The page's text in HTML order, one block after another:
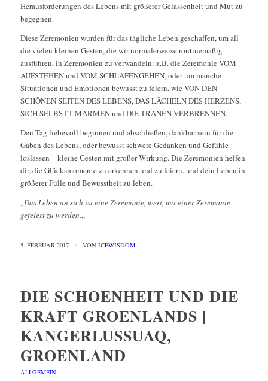
Herausforderungen des Lebens mit größerer Gelassenheit und Mut zu
begegnen.
Diese Zeremonien wurden für das tägliche Leben geschaffen, um all
die vielen kleinen Gesten, die wir normalerweise routinemäßig
ausführen, in Zeremonien zu verwandeln: z.B. die Zeremonie VOM
AUFSTEHEN und VOM SCHLAFENGEHEN, oder um manche
Situationen und Emotionen bewusst zu feiern, wie VON DEN
SCHÖNEN SEITEN DES LEBENS, DAS LÄCHELN DES HERZENS,
SICH SELBST UMARMEN und DIE TRÄNEN VERBRENNEN.
Den Tag liebevoll beginnen und abschließen, dankbar sein für die
Gaben des Lebens, oder bewusst schwere Gedanken und Gefühle
loslassen – kleine Gesten mit großer Wirkung. Die Zeremonien helfen
dir, die Glücksmomente zu erkennen und zu feiern, und dein Leben in
größerer Fülle und Bewusstheit zu leben.
„Das Leben an sich ist eineZeremonie, wert, mit einer Zeremonie
gefeiert zu werden.„
5. FEBRUAR 2017 / VON ICEWISDOM
DIE SCHOENHEIT UND DIE
KRAFT GROENLANDS |
KANGERLUSSUAQ,
GROENLAND
ALLGEMEIN